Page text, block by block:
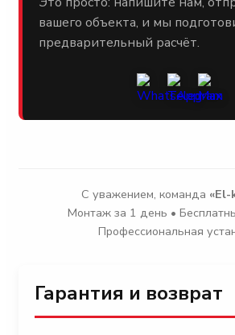
вашего объекта, и мы
предварительный расчёт.
С уважением, команда «El-
Монтаж за 1 день •
Профессиональная
Гарантия и возврат